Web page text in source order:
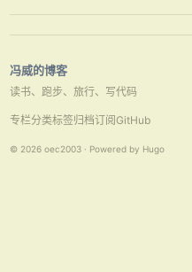
冯威的博客
读书、跑步、旅行、写代码
专栏分类标签归档订阅GitHub
© 2026 oec2003 · Powered by Hugo